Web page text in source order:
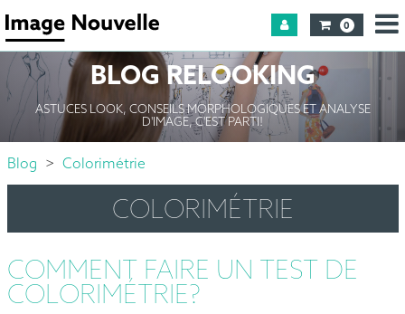
0
BLOG RELOOKING
ASTUCES LOOK, CONSEILS MORPHOLOGIQUES ET ANALYSE
D'IMAGE, C'EST PARTI!
Blog Colorimétrie
COLORIMÉTRIE
COMMENT FAIRE UN TEST DE
COLORIMÉTRIE?